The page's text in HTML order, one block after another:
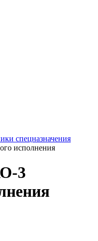
спецназначения
исполнения
3